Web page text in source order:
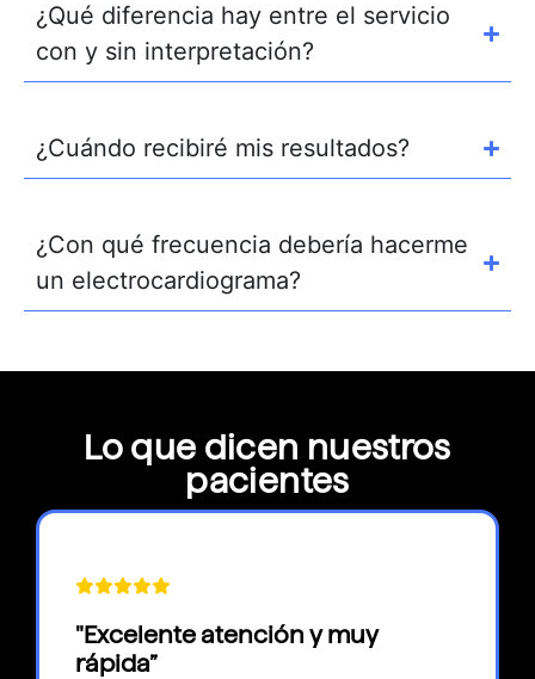
¿Qué diferencia hay entre el servicio
con y sin interpretación?
¿Cuándo recibiré mis resultados?
¿Con qué frecuencia debería hacerme
un electrocardiograma?
Lo que dicen nuestros
pacientes
"Excelente atención y muy
rápida”